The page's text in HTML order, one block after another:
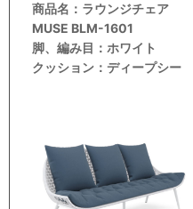
商品名：ラウンジチェア
MUSE BLM-1601
脚、編み目：ホワイト
クッション：ディープシー